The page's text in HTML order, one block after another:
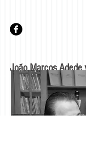
João Marcos Adede